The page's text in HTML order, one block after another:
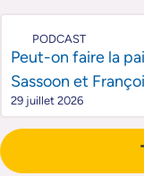
PODCAST
Peut-on faire la
Sassoon et
29 juillet 2026